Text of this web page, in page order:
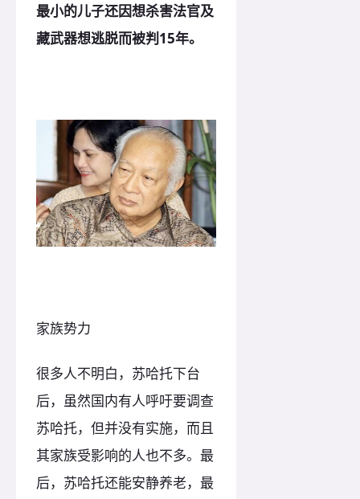
最小的儿子还因想杀害法官及
藏武器想逃脱而被判15年。
家族势力
很多人不明白，苏哈托下台
后，虽然国内有人呼吁要调查
苏哈托，但并没有实施，而且
其家族受影响的人也不多。最
后，苏哈托还能安静养老，最